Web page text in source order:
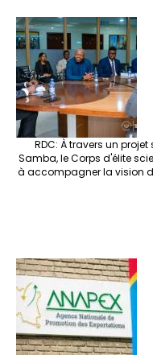
RDC: À travers un
Samba, le Corps d'élite
à accompagner la vision